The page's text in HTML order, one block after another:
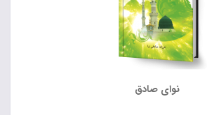
نوای صادق